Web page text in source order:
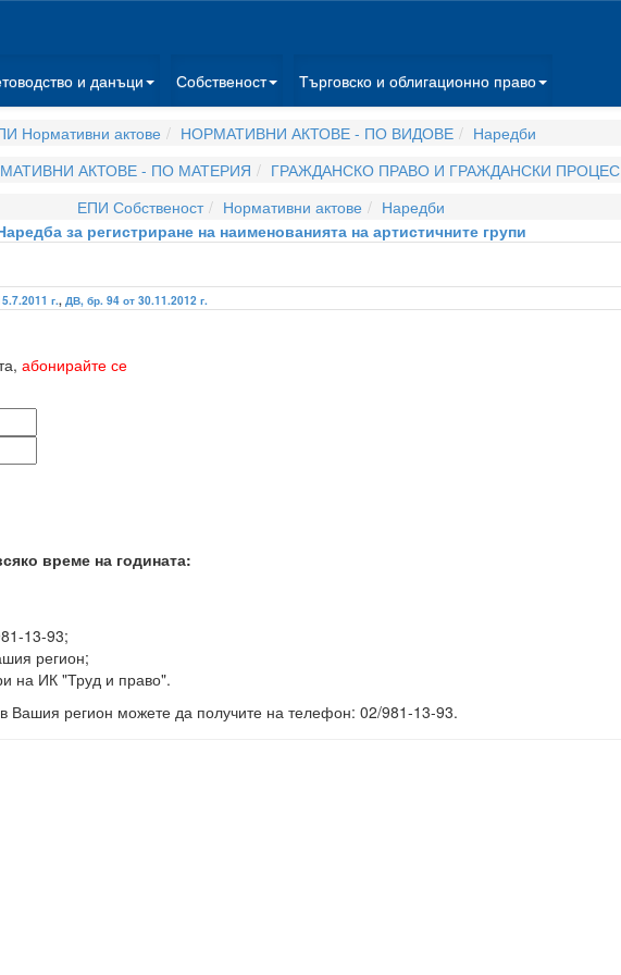
и данъци Собственост Търговско и облигационно право
Нормативни актове НОРМАТИВНИ АКТОВЕ - ПО ВИДОВЕ
Наредби
АКТОВЕ - ПО МАТЕРИЯ ГРАЖДАНСКО ПРАВО И ГРАЖДАНСКИ ПРОЦЕС
ЕПИ Собственост
Нормативни актове
Наредби
за регистриране на наименованията на артистичните групи
г., ДВ, бр. 94 от 30.11.2012 г.
абонирайте се
време на годината:
13-93;
регион;
на ИК "Труд и право".
Вашия регион можете да получите на телефон: 02/981-13-93.